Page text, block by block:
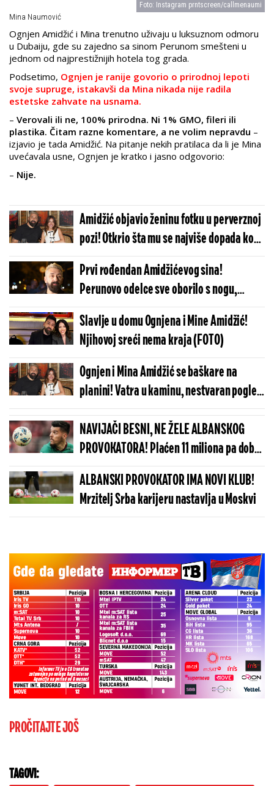
Foto: Instagram prntscreen/callmenaumi
Mina Naumović
Ognjen Amidžić i Mina trenutno uživaju u luksuznom odmoru
u Dubaiju, gde su zajedno sa sinom Perunom smešteni u
jednom od najprestižnijih hotela tog grada.
Podsetimo, Ognjen je ranije govorio o prirodnoj lepoti
svoje supruge, istakavši da Mina nikada nije radila
estetske zahvate na usnama.
– Verovali ili ne, 100% prirodna. Ni 1% GMO, fileri ili
plastika. Čitam razne komentare, a ne volim nepravdu –
izjavio je tada Amidžić. Na pitanje nekih pratilaca da li je Mina
uvećavala usne, Ognjen je kratko i jasno odgovorio:
– Nije.
Amidžić objavio ženinu fotku u perverznoj
pozi! Otkrio šta mu se najviše dopada kod
nje (FOTO)
Prvi rođendan Amidžićevog sina!
Perunovo odelce sve oborilo s nogu,
posebnu ulogu imala Ognjenova majka
(FOTO)
Slavlje u domu Ognjena i Mine Amidžić!
Njihovoj sreći nema kraja (FOTO)
Ognjen i Mina Amidžić se baškare na
planini! Vatra u kaminu, nestvaran pogled
i savršena priroda (FOTO)
NAVIJAČI BESNI, NE ŽELE ALBANSKOG
PROVOKATORA! Plaćen 11 miliona pa dobio
brutalnu poruku
ALBANSKI PROVOKATOR IMA NOVI KLUB!
Mrzitelj Srba karijeru nastavlja u Moskvi
PROČITAJTE JOŠ
TAGOVI: